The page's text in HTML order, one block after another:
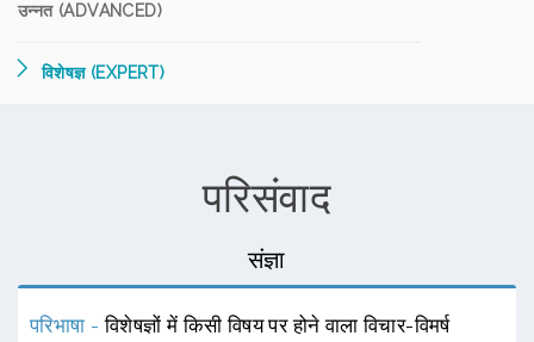
उन्नत (ADVANCED)
विशेषज्ञ (EXPERT)
परिसंवाद
संज्ञा
परिभाषा -विशेषज्ञों में किसी विषय पर होने वाला विचार-विमर्ष